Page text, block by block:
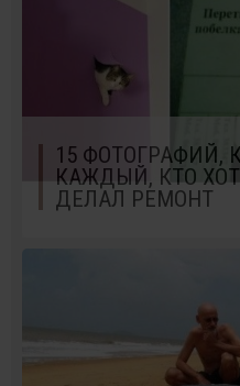
15 ФОТОГРАФИЙ,
КАЖДЫЙ, КТО
ДЕЛАЛ РЕМОНТ